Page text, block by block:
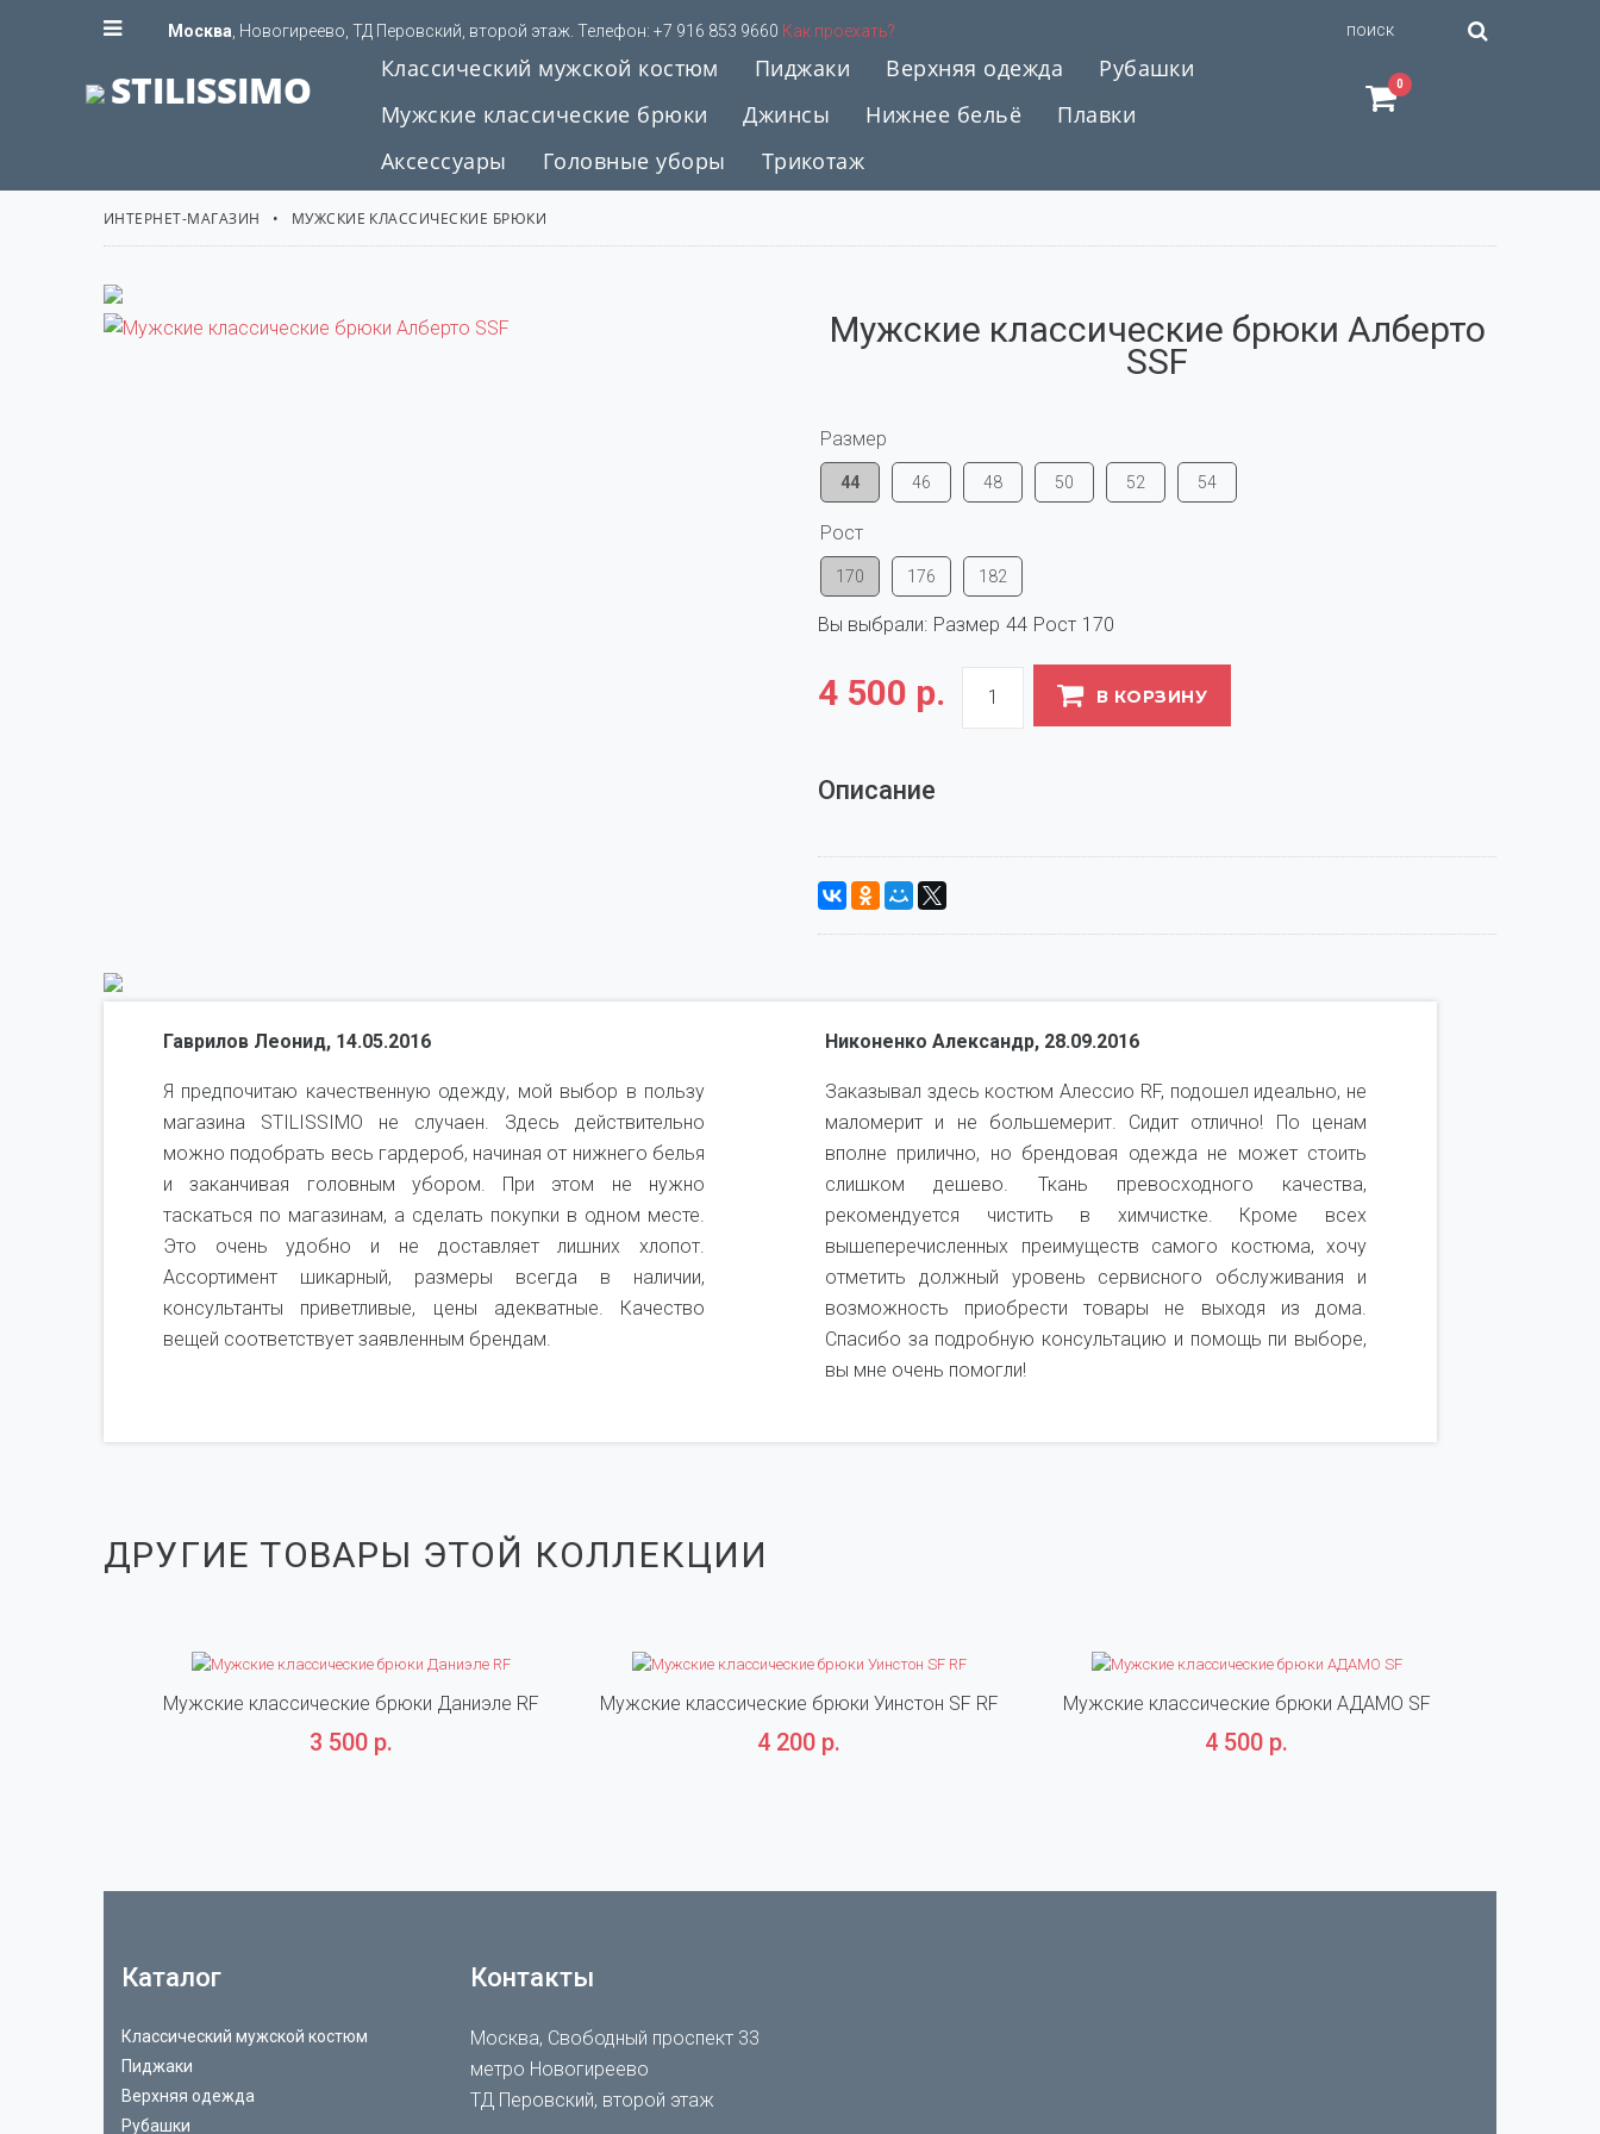
Москва , Новогиреево, ТД Перовский, второй этаж. Телефон: +7 916 853 9660 Как проехать?
STILISSIMO Классический мужской костюм Пиджаки Верхняя одежда
Рубашки
Мужские классические брюки
Джинсы Нижнее бельё
Плавки
Аксессуары
Головные уборы Трикотаж
0
ИНТЕРНЕТ-МАГАЗИН МУЖСКИЕ КЛАССИЧЕСКИЕ БРЮКИ
Мужские классические брюки Алберто
SSF
Размер
44 46 48 50 52 54
Рост
170 176 182
Вы выбрали: Размер 44 Рост 170
4 500 р. В КОРЗИНУ
Описание
Гаврилов Леонид, 14.05.2016
Я предпочитаю качественную одежду, мой выбор в пользу
магазина STILISSIMO не случаен. Здесь действительно
можно подобрать весь гардероб, начиная от нижнего белья
и заканчивая головным убором. При этом не нужно
таскаться по магазинам, а сделать покупки в одном месте.
Это очень удобно и не доставляет лишних хлопот.
Ассортимент шикарный, размеры всегда в наличии,
консультанты приветливые, цены адекватные. Качество
вещей соответствует заявленным брендам.
Никоненко Александр, 28.09.2016
Заказывал здесь костюм Алессио RF, подошел идеально, не
маломерит и не большемерит. Сидит отлично! По ценам
вполне прилично, но брендовая одежда не может стоить
слишком дешево. Ткань превосходного качества,
рекомендуется чистить в химчистке. Кроме всех
вышеперечисленных преимуществ самого костюма, хочу
отметить должный уровень сервисного обслуживания и
возможность приобрести товары не выходя из дома.
Спасибо за подробную консультацию и помощь пи выборе,
вы мне очень помогли!
ДРУГИЕ ТОВАРЫ ЭТОЙ КОЛЛЕКЦИИ
Мужские классические брюки Даниэле RF
3 500 р.
Мужские классические брюки Уинстон SF RF
4 200 р.
Мужские классические брюки АДАМО SF
4 500 р.
Каталог
Классический мужской костюм
Пиджаки
Верхняя одежда
Рубашки
Контакты
Москва, Свободный проспект 33
метро Новогиреево
ТД Перовский, второй этаж